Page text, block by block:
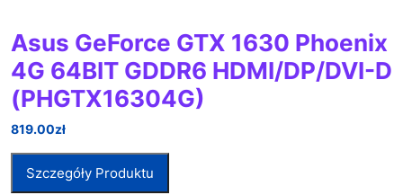
Asus GeForce GTX 1630 Phoenix
4G 64BIT GDDR6 HDMI/DP/DVI-D
(PHGTX16304G)
819.00zł
Szczegóły Produktu